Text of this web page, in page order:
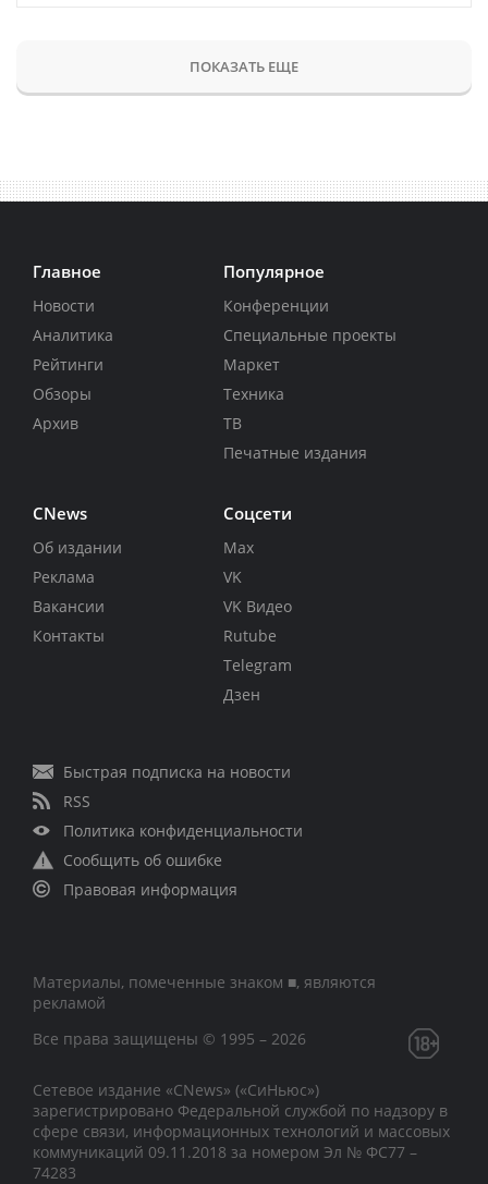
ПОКАЗАТЬ ЕЩЕ
Главное
Новости
Аналитика
Рейтинги
Обзоры
Архив
Популярное
Конференции
Специальные проекты
Маркет
Техника
ТВ
Печатные издания
CNews
Об издании
Реклама
Вакансии
Контакты
Соцсети
Max
VK
VK Видео
Rutube
Telegram
Дзен
Быстрая подписка на новости
RSS
Политика конфиденциальности
Сообщить об ошибке
Правовая информация
Материалы, помеченные знаком ■, являются
рекламой
Все права защищены © 1995 – 2026
Сетевое издание «CNews» («СиНьюс»)
зарегистрировано Федеральной службой по надзору в
сфере связи, информационных технологий и массовых
коммуникаций 09.11.2018 за номером Эл № ФС77 –
74283